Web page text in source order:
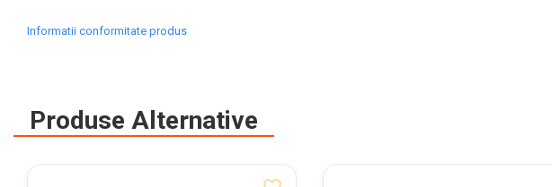
Articole papetarie pentru copii
Pixuri cu radiera
Informatii conformitate produs
Produse Alternative